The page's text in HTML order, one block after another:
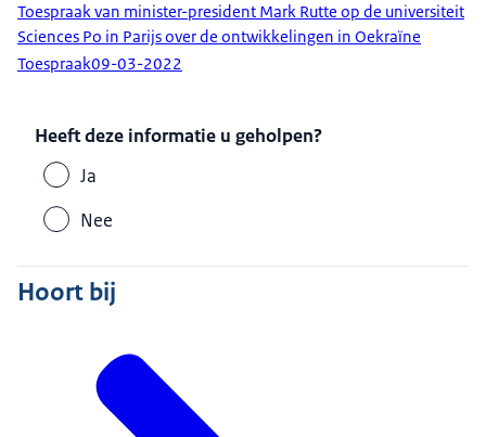
Toespraak van minister-president Mark Rutte op de universiteit
Sciences Po in Parijs over de ontwikkelingen in Oekraïne
Toespraak09-03-2022
Heeft deze informatie u geholpen?
Ja
Nee
Hoort bij